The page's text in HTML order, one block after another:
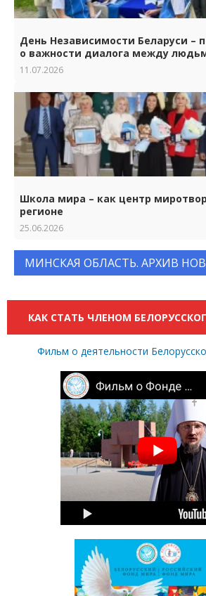
День Независимости Беларуси –
о важности диалога между
11.07.2026
Школа мира – как центр
регионе
25.06.2026
МИНСКАЯ ОБЛАСТЬ. АРХИВ
КАК СТАТЬ ЧЛЕНОМ
Фильм о деятельности